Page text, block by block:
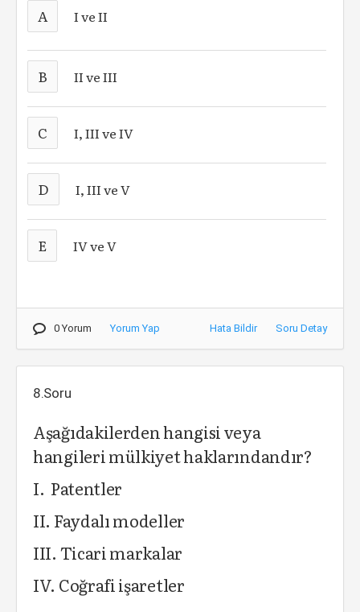
A I ve II
B II ve III
C I, III ve IV
D I, III ve V
E IV ve V
0 Yorum Yorum Yap Hata Bildir Soru Detay
8.Soru
Aşağıdakilerden hangisi veya
hangileri mülkiyet haklarındandır?
I. Patentler
II. Faydalı modeller
III. Ticari markalar
IV. Coğrafi işaretler